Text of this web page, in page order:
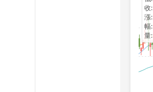
收:
漲:
幅:
量: